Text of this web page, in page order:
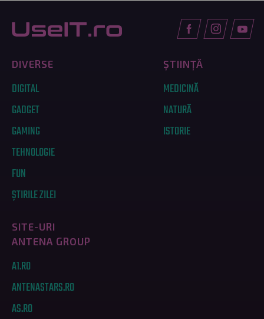
DIVERSE
DIGITAL
GADGET
GAMING
TEHNOLOGIE
FUN
ȘTIRILE ZILEI
ȘTIINȚĂ
MEDICINĂ
NATURĂ
ISTORIE
SITE-URI
ANTENA GROUP
A1.RO
ANTENASTARS.RO
AS.RO